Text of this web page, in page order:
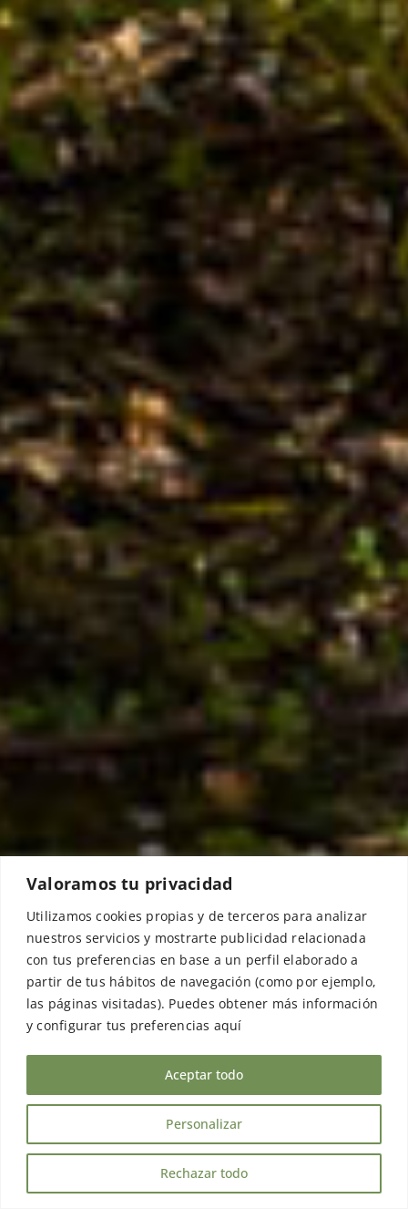
Valoramos tu privacidad
Utilizamos cookies propias y de terceros para analizar
nuestros servicios y mostrarte publicidad relacionada
con tus preferencias en base a un perfil elaborado a
partir de tus hábitos de navegación (como por ejemplo,
las páginas visitadas). Puedes obtener más información
y configurar tus preferencias aquí
Personalizar
Rechazar todo
Aceptar todo